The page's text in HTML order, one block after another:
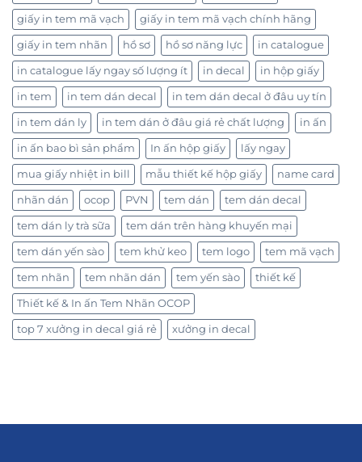
giấy in tem mã vạch giấy in tem mã vạch chính hãng
giấy in tem nhãn hồ sơ hồ sơ năng lực in catalogue
in catalogue lấy ngay số lượng ít in decal in hộp giấy
in tem in tem dán decal in tem dán decal ở đâu uy tín
in tem dán ly in tem dán ở đâu giá rẻ chất lượng in ấn
in ấn bao bì sản phẩm In ấn hộp giấy lấy ngay
mua giấy nhiệt in bill mẫu thiết kế hộp giấy name card
nhãn dán ocop PVN tem dán tem dán decal
tem dán ly trà sữa tem dán trên hàng khuyến mại
tem dán yến sào tem khử keo tem logo tem mã vạch
tem nhãn tem nhãn dán tem yến sào thiết kế
Thiết kế & In ấn Tem Nhãn OCOP
top 7 xưởng in decal giá rẻ xưởng in decal